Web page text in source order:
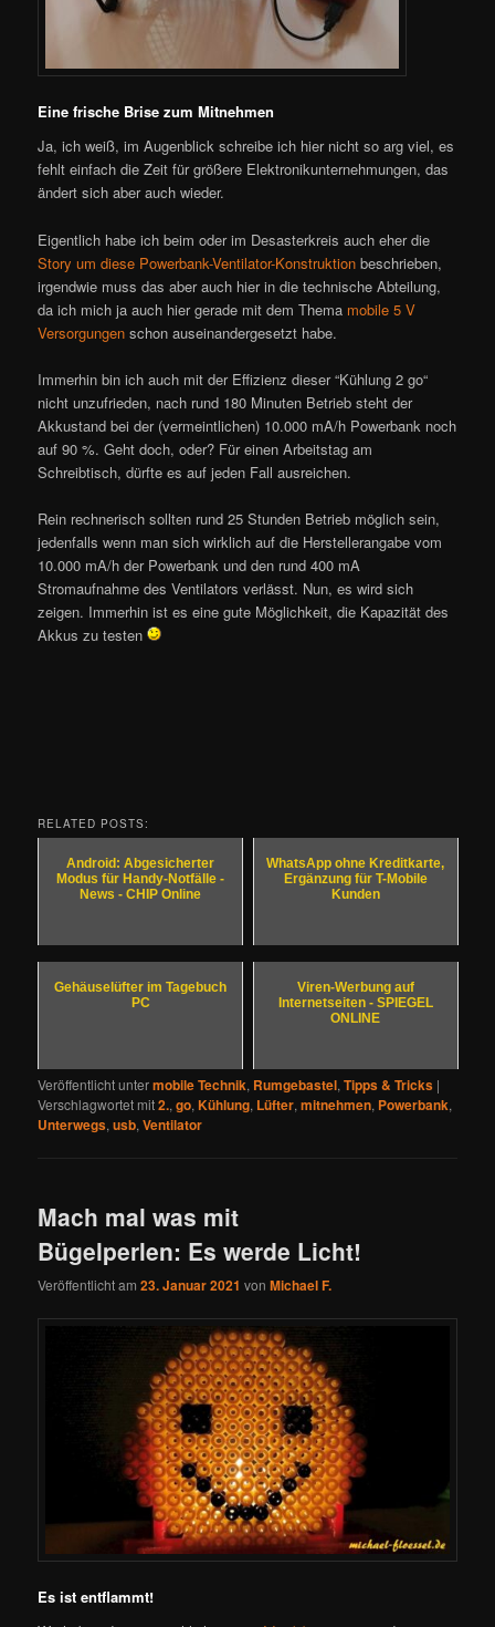
Eine frische Brise zum Mitnehmen
Ja, ich weiß, im Augenblick schreibe ich hier nicht so arg viel, es
fehlt einfach die Zeit für größere Elektronikunternehmungen, das
ändert sich aber auch wieder.
Eigentlich habe ich beim oder im Desasterkreis auch eher die
Story um diese Powerbank-Ventilator-Konstruktion beschrieben,
irgendwie muss das aber auch hier in die technische Abteilung,
da ich mich ja auch hier gerade mit dem Thema mobile 5 V
Versorgungen schon auseinandergesetzt habe.
Immerhin bin ich auch mit der Effizienz dieser “Kühlung 2 go“
nicht unzufrieden, nach rund 180 Minuten Betrieb steht der
Akkustand bei der (vermeintlichen) 10.000 mA/h Powerbank noch
auf 90 %. Geht doch, oder? Für einen Arbeitstag am
Schreibtisch, dürfte es auf jeden Fall ausreichen.
Rein rechnerisch sollten rund 25 Stunden Betrieb möglich sein,
jedenfalls wenn man sich wirklich auf die Herstellerangabe vom
10.000 mA/h der Powerbank und den rund 400 mA
Stromaufnahme des Ventilators verlässt. Nun, es wird sich
zeigen. Immerhin ist es eine gute Möglichkeit, die Kapazität des
Akkus zu testen
RELATED POSTS:
Android: Abgesicherter
Modus für Handy-Notfälle -
News - CHIP Online
WhatsApp ohne Kreditkarte,
Ergänzung für T-Mobile
Kunden
Gehäuselüfter im Tagebuch
PC
Viren-Werbung auf
Internetseiten - SPIEGEL
ONLINE
Veröffentlicht untermobile Technik, Rumgebastel,Tipps & Tricks |
Verschlagwortet mit2.,go,Kühlung, Lüfter,mitnehmen, Powerbank,
Unterwegs,usb,Ventilator
Mach mal was mit
Bügelperlen: Es werde Licht!
Veröffentlicht am23. Januar 2021 vonMichael F.
Es ist entflammt!